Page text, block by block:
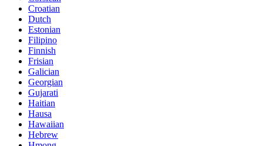
Croatian
Dutch
Estonian
Filipino
Finnish
Frisian
Galician
Georgian
Gujarati
Haitian
Hausa
Hawaiian
Hebrew